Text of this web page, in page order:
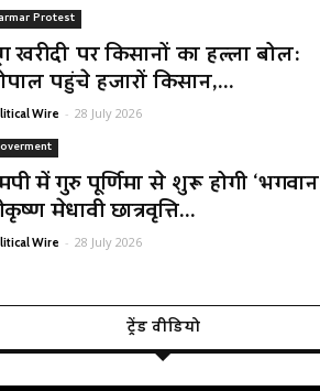
Protest
खरीदी पर किसानों का हल्ला बोल:
पहुंचे हजारों किसान,...
Wire - 28 July 2026
में गुरु पूर्णिमा से शुरू होगी ‘भगवान
मेधावी छात्रवृत्ति...
Wire - 28 July 2026
ट्रेंड वीडियो